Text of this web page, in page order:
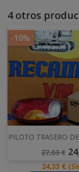
4 otros
-10%
PILOTO TRASERO
Precio
27,03 €
Precio
24,33 €